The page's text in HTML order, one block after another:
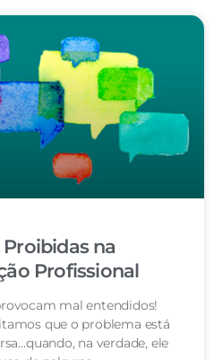
Proibidas na
Profissional
mal entendidos!
que o problema está
na verdade, ele